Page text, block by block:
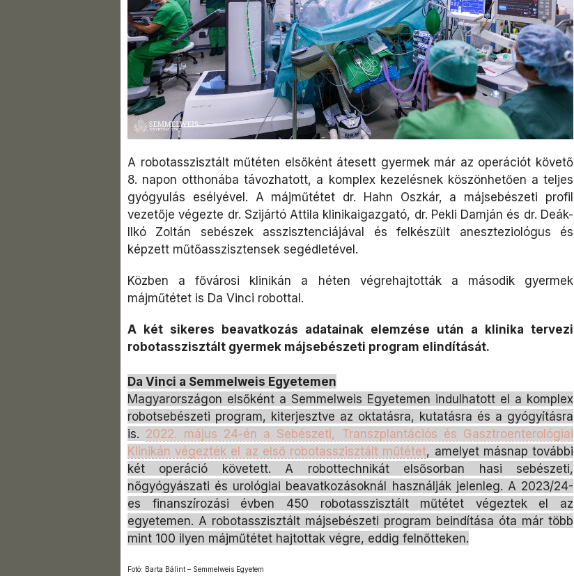
A robotasszisztált műtéten elsőként átesett gyermek már az operációt követő
8. napon otthonába távozhatott, a komplex kezelésnek köszönhetően a teljes
gyógyulás esélyével. A májműtétet dr. Hahn Oszkár, a májsebészeti profil
vezetője végezte dr. Szijártó Attila klinikaigazgató, dr. Pekli Damján és dr. Deák-
Ilkó Zoltán sebészek asszisztenciájával és felkészült aneszteziológus és
képzett műtőasszisztensek segédletével.
Közben a fővárosi klinikán a héten végrehajtották a második gyermek
májműtétet is Da Vinci robottal.
A két sikeres beavatkozás adatainak elemzése után a klinika tervezi
robotasszisztált gyermek májsebészeti program elindítását.
Da Vinci a Semmelweis Egyetemen
Magyarországon elsőként a Semmelweis Egyetemen indulhatott el a komplex
robotsebészeti program, kiterjesztve az oktatásra, kutatásra és a gyógyításra
is. 2022. május 24-én a Sebészeti, Transzplantációs és Gasztroenterológiai
Klinikán végezték el az első robotasszisztált műtétet, amelyet másnap további
két operáció követett. A robottechnikát elsősorban hasi sebészeti,
nőgyógyászati és urológiai beavatkozásoknál használják jelenleg. A 2023/24-
es finanszírozási évben 450 robotasszisztált műtétet végeztek el az
egyetemen. A robotasszisztált májsebészeti program beindítása óta már több
mint 100 ilyen májműtétet hajtottak végre, eddig felnőtteken.
Fotó: Barta Bálint – Semmelweis Egyetem